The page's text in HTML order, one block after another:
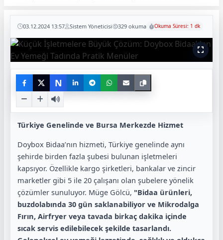
03.12.2024 13:57 Sistem Yöneticisi 329 okuma Okuma Süresi: 1 dk
N
Türkiye Genelinde ve Bursa Merkezde Hizmet
Doybox Bidaa’nın hizmeti, Türkiye genelinde aynı
şehirde birden fazla şubesi bulunan işletmeleri
kapsıyor. Özellikle kargo şirketleri, bankalar ve zincir
marketler gibi 5 ile 20 çalışanı olan şubelere yönelik
çözümler sunuluyor. Müge Gölcü, "Bidaa ürünleri,
buzdolabında 30 gün saklanabiliyor ve Mikrodalga
Fırın, Airfryer veya tavada birkaç dakika içinde
sıcak servis edilebilecek şekilde tasarlandı.